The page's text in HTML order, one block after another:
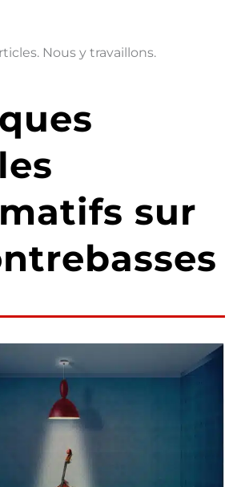
Nous y travaillons.
sur